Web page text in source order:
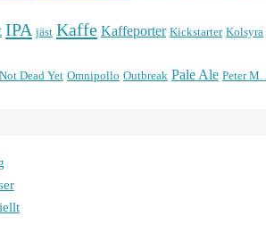
IPA jäst Kaffe Kaffeporter Kickstarter Kolsyra
Not Dead Yet Omnipollo Outbreak Pale Ale Peter M.